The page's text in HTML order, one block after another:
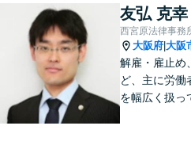
駅徒歩５分】
友弘 克幸
西宮原法律事務
大阪府 大阪
解雇・雇止め
ど、主に労働
を幅広く扱って